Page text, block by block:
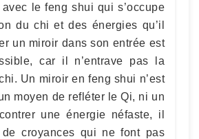
le feng shui qui s’occupe
du chi et des énergies qu’il
un miroir dans son entrée est
car il n’entrave pas la
Un miroir en feng shui n’est
moyen de refléter le Qi, ni un
une énergie néfaste, il
de croyances qui ne font pas